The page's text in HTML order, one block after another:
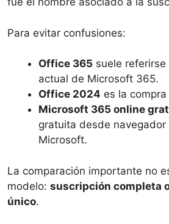
Para evitar confusiones:
Office 365 suele
actual de Microsoft 365.
Office 2024 es la
Microsoft 365 online
gratuita desde navegador
Microsoft.
La comparación importante no
modelo: suscripción completa
único.